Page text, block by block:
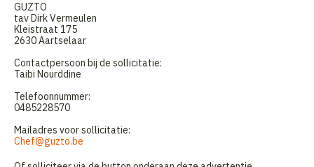
GUZTO
tav Dirk Vermeulen
Kleistraat 175
2630 Aartselaar
Contactpersoon bij de sollicitatie:
Taibi Nourddine
Telefoonnummer:
0485228570
Mailadres voor sollicitatie:
Chef@guzto.be